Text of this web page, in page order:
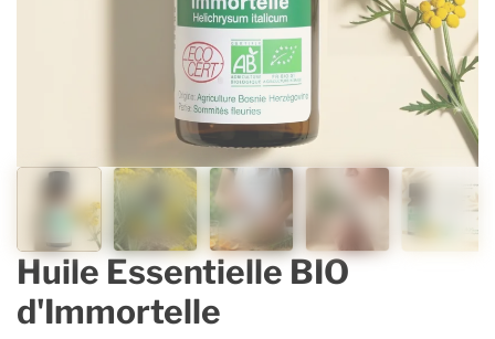
Lavande Aspic
Parfums d’ambiance
Savons et cosmétique
Ingrédients cosmétiques
Contenants vides & accessoires
Accessoires pour dosages et mélanges
Sélection Estivale
Guides & Conseils
Espace Pro
La marque
Huile Essentielle BIO
d'Immortelle